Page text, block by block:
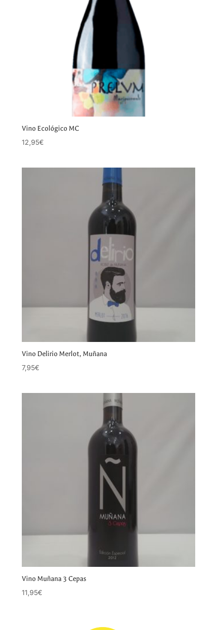
Vino Ecológico MC
12,95€
Vino Delirio Merlot, Muñana
7,95€
Vino Muñana 3 Cepas
11,95€